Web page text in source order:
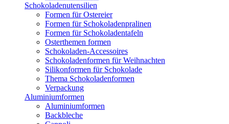
Schokoladenutensilien
Formen für Ostereier
Formen für Schokoladenpralinen
Formen für Schokoladentafeln
Osterthemen formen
Schokoladen-Accessoires
Schokoladenformen für Weihnachten
Silikonformen für Schokolade
Thema Schokoladenformen
Verpackung
Aluminiumformen
Aluminiumformen
Backbleche